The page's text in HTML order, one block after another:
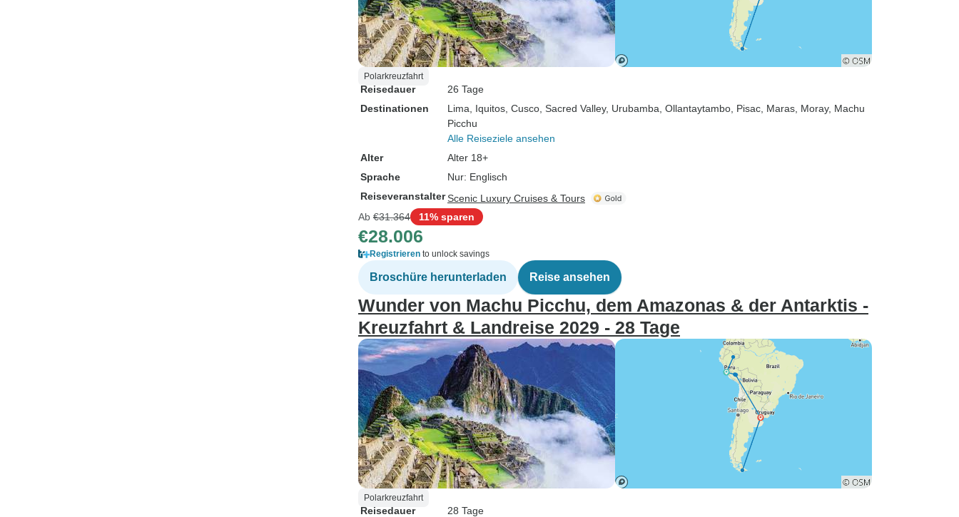
Polarkreuzfahrt
Reisedauer
26 Tage
Destinationen
Lima , Iquitos , Cusco , Sacred Valley, Urubamba , Ollantaytambo , Pisac , Maras , Moray, Machu
Picchu
Alle Reiseziele ansehen
Alter
Alter 18+
Sprache
Nur: Englisch
ReiseveranstalterScenic Luxury Cruises & Tours
Ab €31.364 11% sparen
€28.006
Registrieren to unlock savings
Broschüre herunterladen Reise ansehen
Wunder von Machu Picchu, dem Amazonas & der Antarktis -
Kreuzfahrt & Landreise 2029 - 28 Tage
Polarkreuzfahrt
Reisedauer
28 Tage